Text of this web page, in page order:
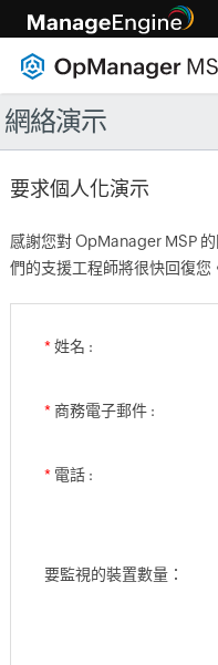
網絡演示
要求個人化演示
感謝您對 OpManager MSP
們的支援工程師將很快回復您
* 姓名 :
* 商務電子郵件 :
* 電話 :
要監視的裝置數量：